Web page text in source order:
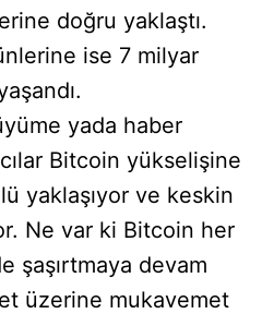
doğru yaklaştı.
ise 7 milyar
yada haber
Bitcoin yükselişine
yaklaşıyor ve keskin
Ne var ki Bitcoin her
şaşırtmaya devam
üzerine mukavemet